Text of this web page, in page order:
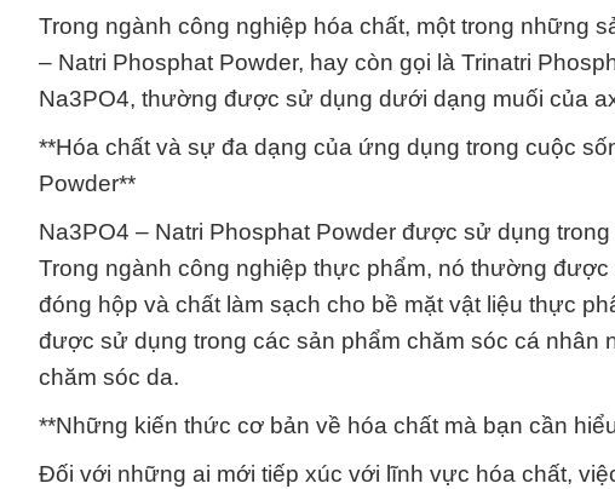
Trong ngành công nghiệp hóa chất, một trong những
– Natri Phosphat Powder, hay còn gọi là Trinatri
Na3PO4, thường được sử dụng dưới dạng muối của
**Hóa chất và sự đa dạng của ứng dụng trong cuộc
Powder**
Na3PO4 – Natri Phosphat Powder được sử dụng
Trong ngành công nghiệp thực phẩm, nó thường
đóng hộp và chất làm sạch cho bề mặt vật liệu thực
được sử dụng trong các sản phẩm chăm sóc cá
chăm sóc da.
**Những kiến thức cơ bản về hóa chất mà bạn cần
Đối với những ai mới tiếp xúc với lĩnh vực hóa chất,